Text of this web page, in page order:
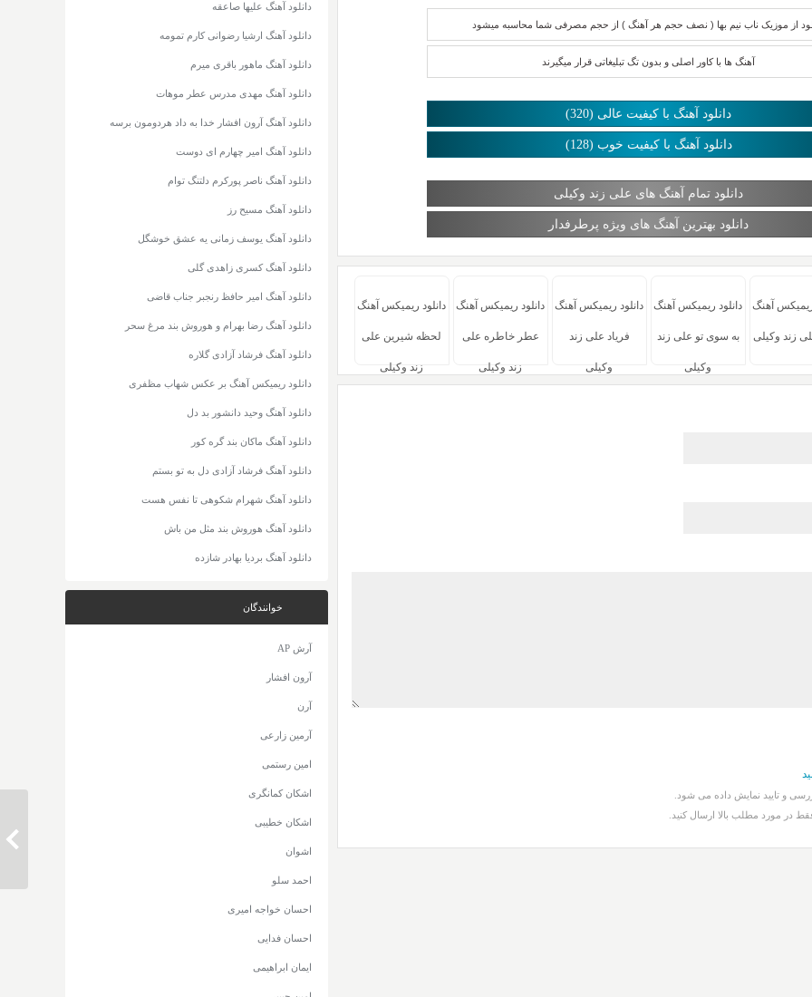
از موزیک ناب نیم بها ( نصف حجم هر آهنگ ) از حجم مصرفی شما محاسبه میشود
آهنگ ها با کاور اصلی و بدون تگ تبلیغاتی قرار میگیرند
دانلود آهنگ با کیفیت عالی (320)
دانلود آهنگ با کیفیت خوب (128)
دانلود تمام آهنگ های علی زند وکیلی
دانلود بهترین آهنگ های ویژه پرطرفدار
زند
ریمیکس آهنگ
زند وکیلی
دانلود ریمیکس آهنگ
به سوی تو علی زند
وکیلی
دانلود ریمیکس آهنگ
فریاد علی زند
وکیلی
دانلود ریمیکس آهنگ
عطر خاطره علی
زند وکیلی
دانلود ریمیکس آهنگ
لحظه شیرین علی
زند وکیلی
و تایید نمایش داده می شود.
در مورد مطلب بالا ارسال کنید.
دانلود آهنگ علیها صاعقه
دانلود آهنگ ارشیا رضوانی کارم تمومه
دانلود آهنگ ماهور باقری میرم
دانلود آهنگ مهدی مدرس عطر موهات
دانلود آهنگ آرون افشار خدا به داد هردومون برسه
دانلود آهنگ امیر چهارم ای دوست
دانلود آهنگ ناصر پورکرم دلتنگ توام
دانلود آهنگ مسیح رز
دانلود آهنگ یوسف زمانی یه عشق خوشگل
دانلود آهنگ کسری زاهدی گلی
دانلود آهنگ امیر حافظ رنجبر جناب قاضی
دانلود آهنگ رضا بهرام و هوروش بند مرغ سحر
دانلود آهنگ فرشاد آزادی گلاره
دانلود ریمیکس آهنگ بر عکس شهاب مظفری
دانلود آهنگ وحید دانشور بد دل
دانلود آهنگ ماکان بند گره کور
دانلود آهنگ فرشاد آزادی دل به تو بستم
دانلود آهنگ شهرام شکوهی تا نفس هست
دانلود آهنگ هوروش بند مثل من باش
دانلود آهنگ بردیا بهادر شازده
خوانندگان
آرش AP
آرون افشار
آرن
آرمین زارعی
امین رستمی
اشکان کمانگری
اشکان خطیبی
اشوان
احمد سلو
احسان خواجه امیری
احسان فدایی
ایمان ابراهیمی